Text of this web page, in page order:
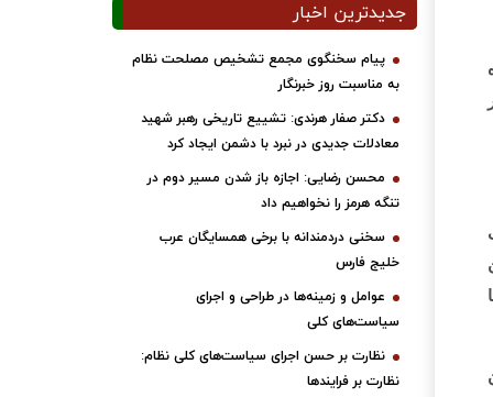
این
جدیدترین اخبار
پیام سخنگوی مجمع تشخیص مصلحت نظام
به مناسبت روز خبرنگار
دکتر صفار هرندی: تشییع تاریخی رهبر شهید
معادلات جدیدی در نبرد با دشمن ایجاد کرد
محسن رضایی: اجازه باز شدن مسیر دوم در
تنگه هرمز را نخواهیم داد
سخنی دردمندانه با برخی همسایگان عرب
خلیج فارس
عوامل و زمینه‌ها در طراحی و اجرای
سیاست‌های کلی
نظارت بر حسن اجرای سیاست‌های کلی نظام:
نظارت بر فرایندها